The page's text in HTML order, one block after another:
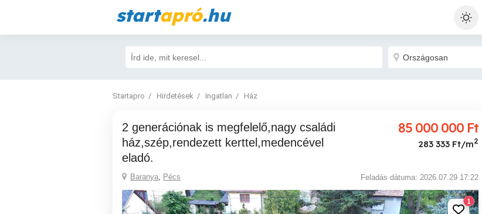
startapró.hu
Startapro Hirdetések Ingatlan Ház
2 generációnak is megfelelő,nagy családi
ház,szép,rendezett kerttel,medencével
eladó.
85 000 000 Ft
283 333 Ft/m2
Baranya, Pécs Feladás dátuma: 2026.07.29 17:22
1